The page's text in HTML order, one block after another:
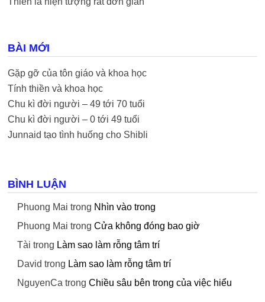
BÀI MỚI
Gặp gỡ của tôn giáo và khoa học
Tính thiền và khoa học
Chu kì đời người – 49 tới 70 tuổi
Chu kì đời người – 0 tới 49 tuổi
Junnaid tạo tình huống cho Shibli
BÌNH LUẬN
Phuong Mai trong Nhìn vào trong
Phuong Mai trong Cửa không đóng bao giờ
Tài trong Làm sao làm rỗng tâm trí
David trong Làm sao làm rỗng tâm trí
NguyenCa trong Chiều sâu bên trong của việc hiểu